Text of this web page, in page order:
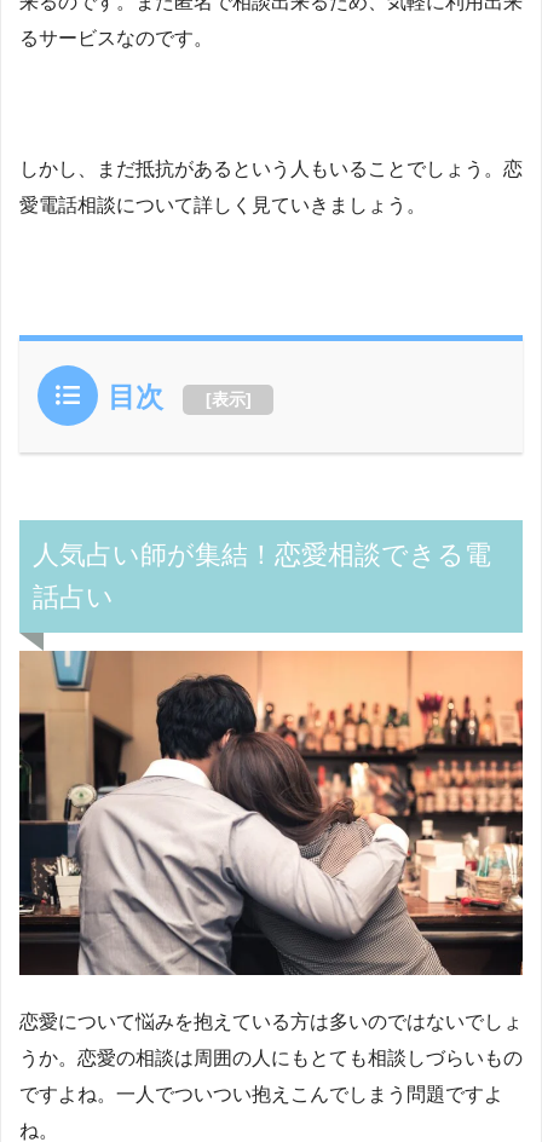
るサービスなのです。
しかし、まだ抵抗があるという人もいることでしょう。恋
愛電話相談について詳しく見ていきましょう。
目次 [表示]
人気占い師が集結！恋愛相談できる電
話占い
恋愛について悩みを抱えている方は多いのではないでしょ
うか。恋愛の相談は周囲の人にもとても相談しづらいもの
ですよね。一人でついつい抱えこんでしまう問題ですよ
ね。